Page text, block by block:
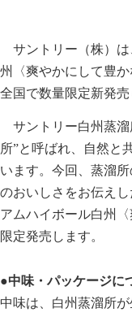
サントリー（株）は
州〈爽やかにして豊か
全国で数量限定新発売
サントリー白州蒸溜
所”と呼ばれ、自然と
います。今回、蒸溜
のおいしさをお伝え
アムハイボール白州
限定発売します。
●中味・パッケージに
中味は、白州蒸溜所